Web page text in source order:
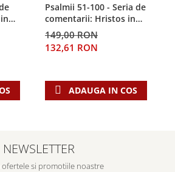
Psalmii 51-100 - Seria de
comentarii: Hristos in
centru
149,00 RON
132,61 RON
ADAUGA IN COS
NEWSLETTER
ofertele si promotiile noastre